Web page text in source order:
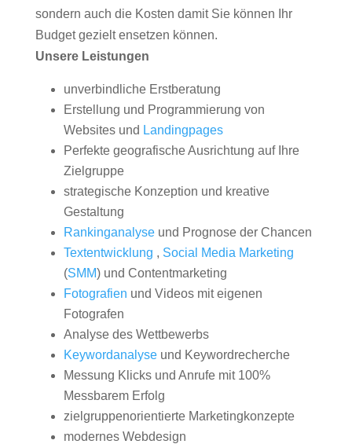
sondern auch die Kosten damit Sie können Ihr
Budget gezielt ensetzen können.
Unsere Leistungen
unverbindliche Erstberatung
Erstellung und Programmierung von
Websites und Landingpages
Perfekte geografische Ausrichtung auf Ihre
Zielgruppe
strategische Konzeption und kreative
Gestaltung
Rankinganalyseund Prognose der Chancen
Textentwicklung , Social Media Marketing
(SMM) und Contentmarketing
Fotografien und Videos mit eigenen
Fotografen
Analyse des Wettbewerbs
Keywordanalyseund Keywordrecherche
Messung Klicks und Anrufe mit 100%
Messbarem Erfolg
zielgruppenorientierte Marketingkonzepte
modernes Webdesign